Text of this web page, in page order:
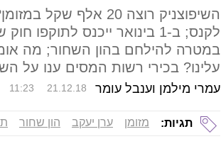
השיפוצניק רוצה 20
לקנס; ב-1 בינואר ייכנס
במטרה להילחם בהון השחור; מה
עלינו? בכירי רשות המסים ענו על
עמרי מילמן וענבל עומר 11:23 21.12.18
תגיות: מזומן ערן יעקב הון שחור